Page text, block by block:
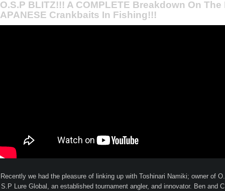
O.S.P BLITZ!!! A COMPLETE Breakdown On The
APANESE Crankbaits In Fishing!!!
Recently we had the pleasure of linking up with Toshinari Namiki; owner of O.
S.P Lure Global, an established tournament angler, and innovator. Ben and C